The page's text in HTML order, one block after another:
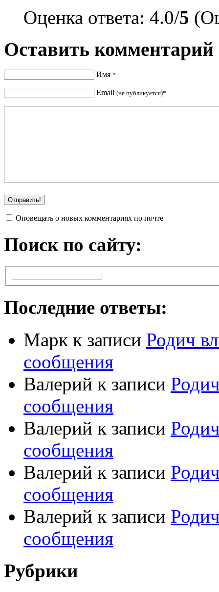
Оценка ответа: 4.0/5
Оставить комментарий
Имя *
Email (не публикуется)*
Оповещать о новых комментариях по почте
Поиск по сайту:
Последние ответы:
Марк к записи Родич
сообщения
Валерий к записи
сообщения
Валерий к записи
сообщения
Валерий к записи
сообщения
Валерий к записи
сообщения
Рубрики